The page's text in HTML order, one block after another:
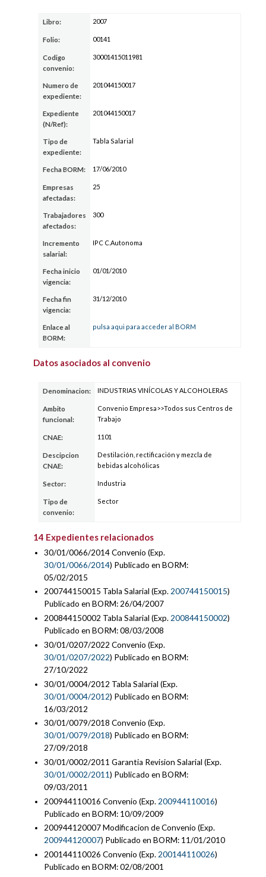
Libro: 2007
Folio: 00141
Codigo
convenio:
30001415011981
Numero de
expediente:
201044150017
Expediente
(N/Ref):
201044150017
Tipo de
expediente:
Tabla Salarial
Fecha BORM: 17/06/2010
Empresas
afectadas:
25
Trabajadores
afectados:
300
Incremento
salarial:
IPC C.Autonoma
Fecha inicio
vigencia:
01/01/2010
Fecha fin
vigencia:
31/12/2010
Enlace al
BORM:
pulsa aqui para acceder al BORM
Datos asociados al convenio
Denominacion: INDUSTRIAS VINÍCOLAS Y ALCOHOLERAS
Ambito
funcional:
Convenio Empresa>>Todos sus Centros de
Trabajo
CNAE: 1101
Descipcion
CNAE:
Destilación, rectificación y mezcla de
bebidas alcohólicas
Sector: Industria
Tipo de
convenio:
Sector
14 Expedientes relacionados
30/01/0066/2014 Convenio (Exp.
30/01/0066/2014) Publicado en BORM:
05/02/2015
200744150015 Tabla Salarial (Exp.200744150015)
Publicado en BORM: 26/04/2007
200844150002 Tabla Salarial (Exp. 200844150002)
Publicado en BORM: 08/03/2008
30/01/0207/2022 Convenio (Exp.
30/01/0207/2022) Publicado en BORM:
27/10/2022
30/01/0004/2012 Tabla Salarial (Exp.
30/01/0004/2012) Publicado en BORM:
16/03/2012
30/01/0079/2018 Convenio (Exp.
30/01/0079/2018) Publicado en BORM:
27/09/2018
30/01/0002/2011 Garantia Revision Salarial (Exp.
30/01/0002/2011) Publicado en BORM:
09/03/2011
200944110016 Convenio (Exp. 200944110016)
Publicado en BORM: 10/09/2009
200944120007 Modificacion de Convenio (Exp.
200944120007) Publicado en BORM: 11/01/2010
200144110026 Convenio (Exp. 200144110026)
Publicado en BORM: 02/08/2001